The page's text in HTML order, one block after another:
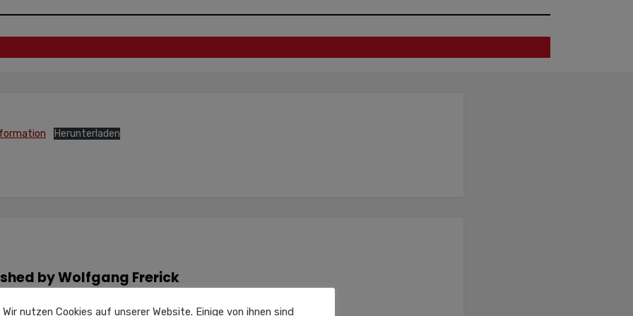
Herunterladen
byWolfgang Frerick
Wir nutzen Cookies auf unserer Website. Einige von ihnen sind